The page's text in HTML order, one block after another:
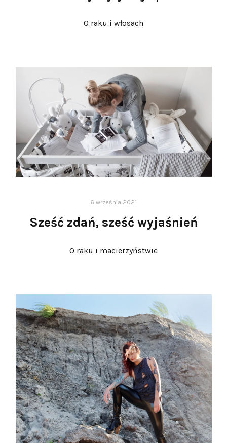
O raku i włosach
6 września 2021
Sześć zdań, sześć wyjaśnień
O raku i macierzyństwie